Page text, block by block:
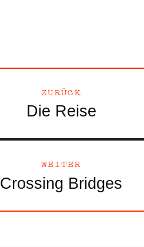
ZURÜCK
Die Reise
WEITER
Crossing Bridges